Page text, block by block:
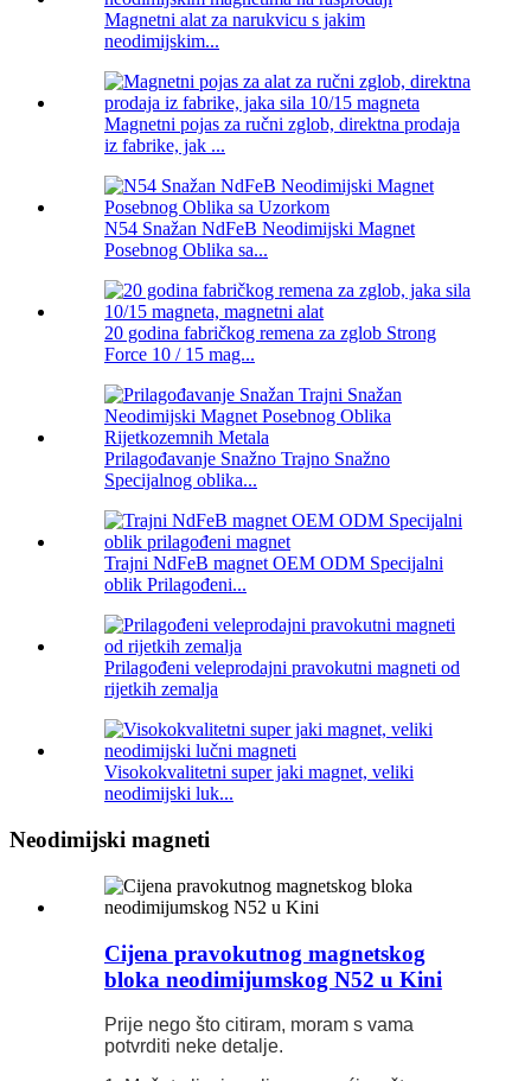
Magnetni alat za narukvicu s jakim
neodimijskim...
Magnetni pojas za ručni zglob, direktna prodaja
iz fabrike, jak ...
N54 Snažan NdFeB Neodimijski Magnet
Posebnog Oblika sa...
20 godina fabričkog remena za zglob Strong
Force 10 / 15 mag...
Prilagođavanje Snažno Trajno Snažno
Specijalnog oblika...
Trajni NdFeB magnet OEM ODM Specijalni
oblik Prilagođeni...
Prilagođeni veleprodajni pravokutni magneti od
rijetkih zemalja
Visokokvalitetni super jaki magnet, veliki
neodimijski luk...
Neodimijski magneti
Cijena pravokutnog magnetskog
bloka neodimijumskog N52 u Kini
Prije nego što citiram, moram s vama
potvrditi neke detalje.